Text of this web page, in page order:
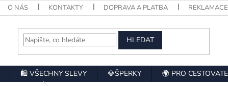
O NÁS KONTAKTY DOPRAVA A PLATBA REKLAMACE
HLEDAT
🛍️ VŠECHNY SLEVY 💎ŠPERKY 🌍 PRO